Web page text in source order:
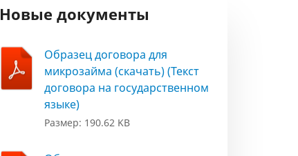
Новые документы
Образец договора для
микрозайма (скачать) (Текст
договора на государственном
языке)
Размер: 190.62 KB